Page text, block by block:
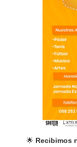
🌟 Recibimos